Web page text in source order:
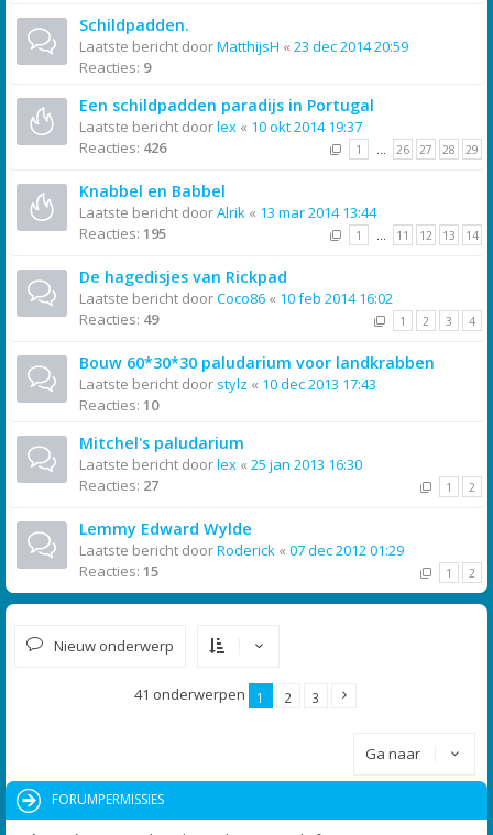
Schildpadden.
Laatste bericht doorMatthijsH « 23 dec 2014 20:59
Reacties: 9
Een schildpadden paradijs in Portugal
Laatste bericht doorlex « 10 okt 2014 19:37
Reacties: 426 1 … 26 27 28 29
Knabbel en Babbel
Laatste bericht doorAlrik « 13 mar 2014 13:44
Reacties: 195 1 … 11 12 13 14
De hagedisjes van Rickpad
Laatste bericht doorCoco86 « 10 feb 2014 16:02
Reacties: 49 1 2 3 4
Bouw 60*30*30 paludarium voor landkrabben
Laatste bericht door stylz « 10 dec 2013 17:43
Reacties: 10
Mitchel's paludarium
Laatste bericht doorlex « 25 jan 2013 16:30
Reacties: 27 1 2
Lemmy Edward Wylde
Laatste bericht doorRoderick « 07 dec 2012 01:29
Reacties: 15 1 2
Nieuw onderwerp
41 onderwerpen 1 2 3
Ga naar
FORUMPERMISSIES